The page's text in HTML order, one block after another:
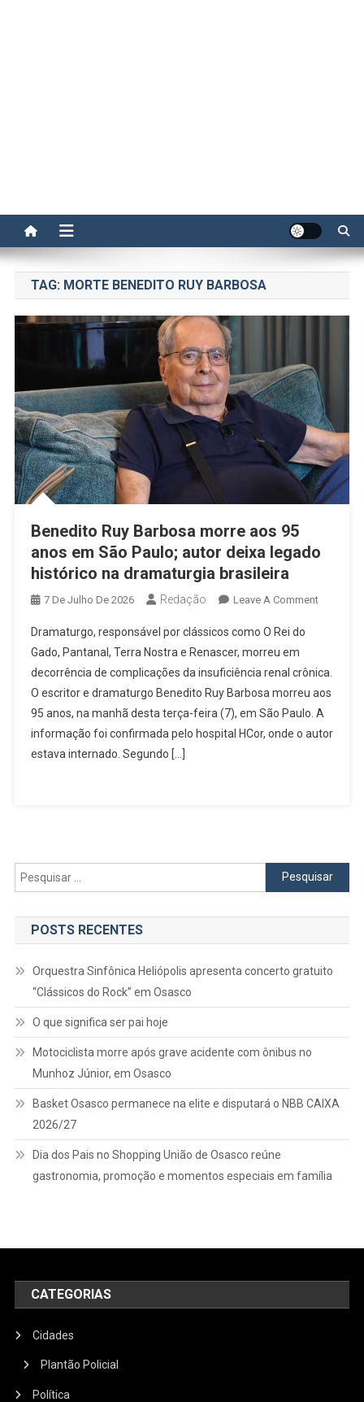
TAG: MORTE BENEDITO RUY BARBOSA
Benedito Ruy Barbosa morre aos 95
anos em São Paulo; autor deixa legado
histórico na dramaturgia brasileira
7 De Julho De 2026 Redação Leave A CommentOn
Morre
Aos
95
Anos
Histórico
Na
Brasileira
Dramaturgo, responsável por clássicos como O Rei do
Gado, Pantanal, Terra Nostra e Renascer, morreu em
decorrência de complicações da insuficiência renal crônica.
O escritor e dramaturgo Benedito Ruy Barbosa morreu aos
95 anos, na manhã desta terça-feira (7), em São Paulo. A
informação foi confirmada pelo hospital HCor, onde o autor
estava internado. Segundo […]
Pesquisar
por:
POSTS RECENTES
Orquestra Sinfônica Heliópolis apresenta concerto gratuito
“Clássicos do Rock” em Osasco
O que significa ser pai hoje
Motociclista morre após grave acidente com ônibus no
Munhoz Júnior, em Osasco
Basket Osasco permanece na elite e disputará o NBB CAIXA
2026/27
Dia dos Pais no Shopping União de Osasco reúne
gastronomia, promoção e momentos especiais em família
CATEGORIAS
Cidades
Plantão Policial
Política